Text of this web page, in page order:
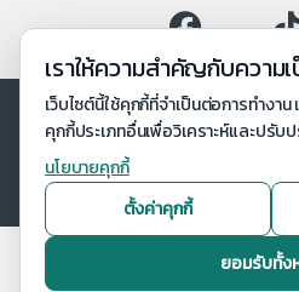
เราให้ความสำคัญกับควา
เว็บไซต์นี้ใช้คุกกี้ที่จำเป็นต่อการทำงา
คุกกี้ประเภทอื่นเพื่อวิเคราะห์และปรับ
นโยบายคุกกี้
ตั้งค่าคุกกี้
ยอมรับทั้ง